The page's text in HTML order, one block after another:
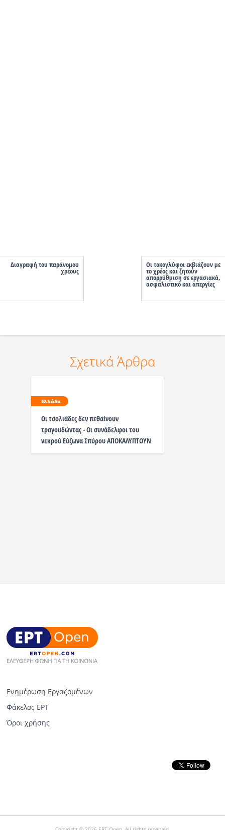
Διαγραφή του παράνομου
χρέους
Οι τοκογλύφοι εκβιάζουν με
το χρέος και ζητούν
απορρύθμιση σε εργασιακά,
ασφαλιστικό και απεργίες
Σχετικά Άρθρα
Ελλάδα
Οι τσολιάδες δεν πεθαίνουν
τραγουδώντας - Oι συνάδελφοι του
νεκρού Εύζωνα Σπύρου ΑΠΟΚΑΛΥΠΤΟΥΝ
Ενημέρωση Εργαζομένων
Φάκελος ΕΡΤ
Όροι χρήσης